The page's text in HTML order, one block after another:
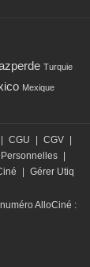
Turquie
Mexique
CGU CGV
Gérer Utiq
AlloCiné :